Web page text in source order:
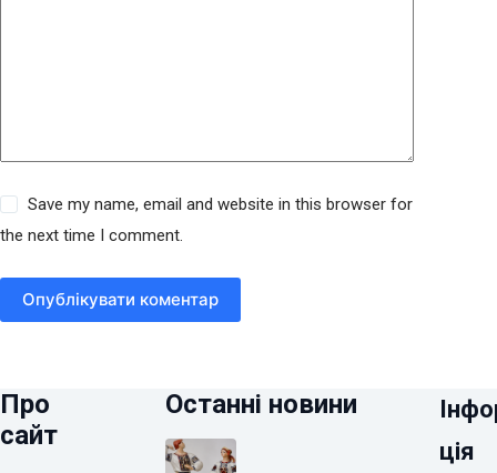
Save my name, email and website in this browser for
the next time I comment.
Опублікувати коментар
Про
сайт
Останні новини
ція